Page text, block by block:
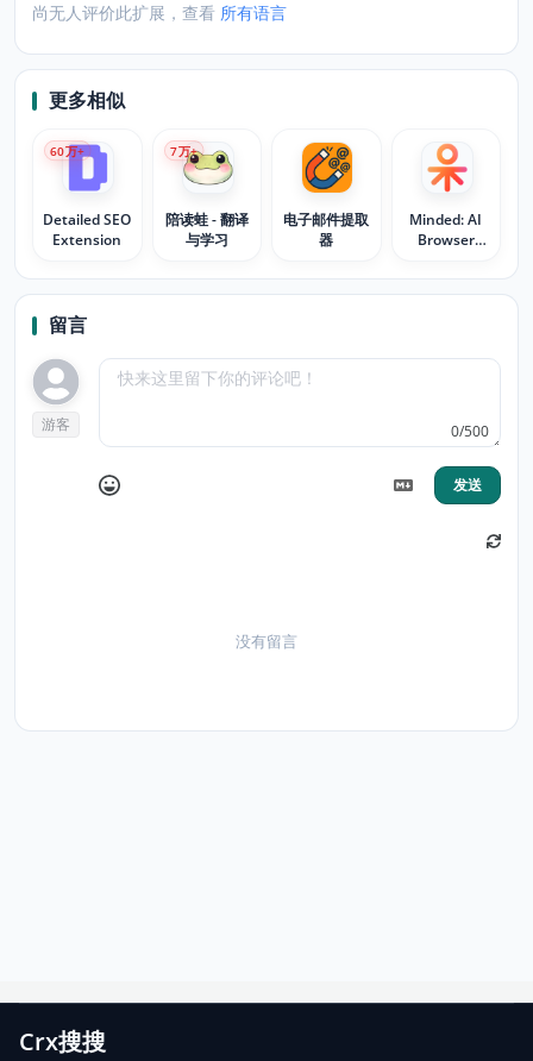
尚无人评价此扩展，查看 所有语言
更多相似
Detailed SEO
Extension
60万+
陪读蛙 - 翻译
与学习
7万+
电子邮件提取
器
Minded: AI
Browser
留言
游客 0/500
发送
没有留言
Crx搜搜